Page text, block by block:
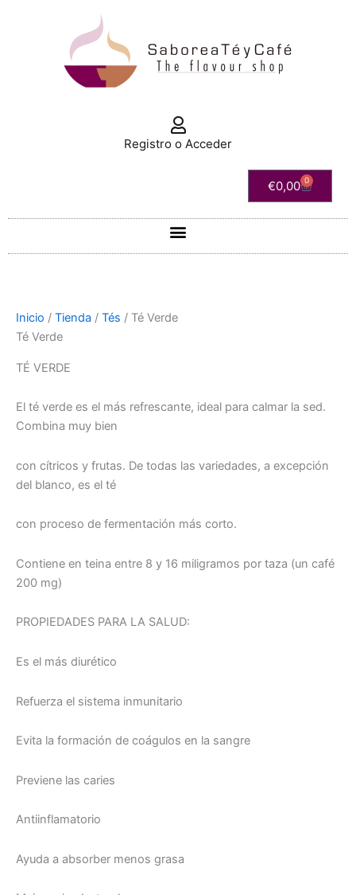
Registro o Acceder
€0,00 0
Carrito
Inicio / Tienda / Tés / Té Verde
Té Verde
TÉ VERDE
El té verde es el más refrescante, ideal para calmar la sed.
Combina muy bien
con cítricos y frutas. De todas las variedades, a excepción
del blanco, es el té
con proceso de fermentación más corto.
Contiene en teina entre 8 y 16 miligramos por taza (un café
200 mg)
PROPIEDADES PARA LA SALUD:
Es el más diurético
Refuerza el sistema inmunitario
Evita la formación de coágulos en la sangre
Previene las caries
Antiinflamatorio
Ayuda a absorber menos grasa
popularidad